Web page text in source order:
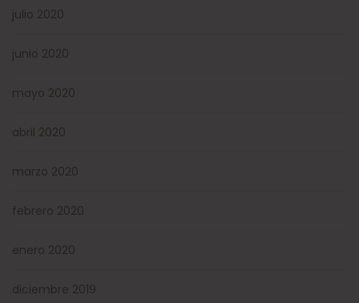
julio 2020
junio 2020
mayo 2020
abril 2020
marzo 2020
febrero 2020
enero 2020
diciembre 2019